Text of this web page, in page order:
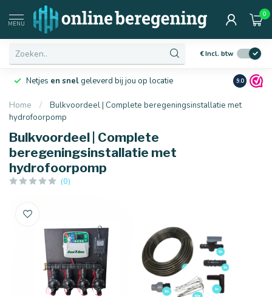
MENU
0
€Incl. btw
Netjes en snelgeleverd bij jou op locatie Ruim10
9.0
Home /
Bulkvoordeel | Complete beregeningsinstallatie met
hydrofoorpomp
Bulkvoordeel | Complete
beregeningsinstallatie met
hydrofoorpomp
(0)